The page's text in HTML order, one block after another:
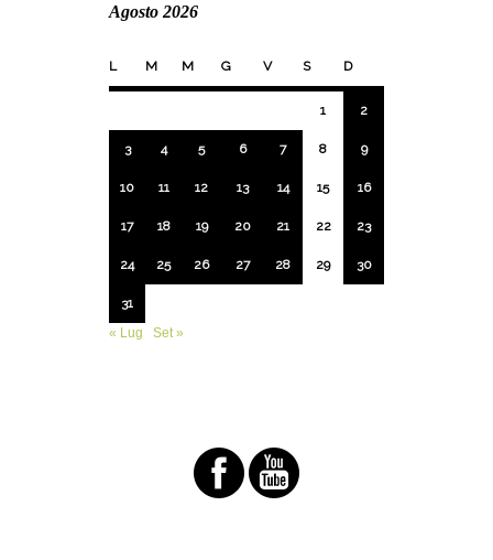
Agosto 2026
L M M G V S D
1 2
3 4 5 6 7 8 9
10 11 12 13 14 15 16
17 18 19 20 21 22 23
24 25 26 27 28 29 30
31
« Lug
Set »